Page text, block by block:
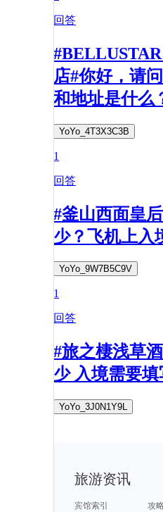
回答
店#你好，请
和地址是什么
YoYo_4T3X3C3B
1
回答
#釜山西面皇
少？飞机上入
YoYo_9W7B5C9V
1
回答
#旅之棲浅草
少 入境需要填
YoYo_3J0N1Y9L
旅游资讯
宾馆索引
攻